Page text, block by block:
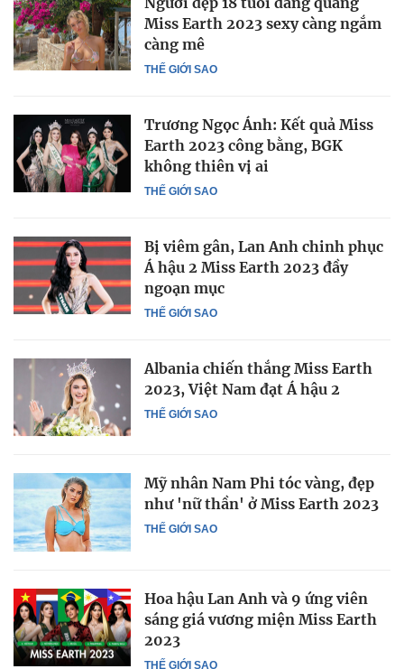
THẾ GIỚI SAO
Miss Earth 2023 sexy càng ngắm
càng mê
THẾ GIỚI SAO
Trương Ngọc Ánh: Kết quả Miss
Earth 2023 công bằng, BGK
không thiên vị ai
THẾ GIỚI SAO
Bị viêm gân, Lan Anh chinh phục
Á hậu 2 Miss Earth 2023 đầy
ngoạn mục
THẾ GIỚI SAO
Albania chiến thắng Miss Earth
2023, Việt Nam đạt Á hậu 2
THẾ GIỚI SAO
Mỹ nhân Nam Phi tóc vàng, đẹp
như 'nữ thần' ở Miss Earth 2023
THẾ GIỚI SAO
Hoa hậu Lan Anh và 9 ứng viên
sáng giá vương miện Miss Earth
2023